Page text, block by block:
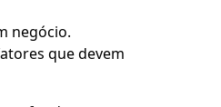
negócio.
que devem